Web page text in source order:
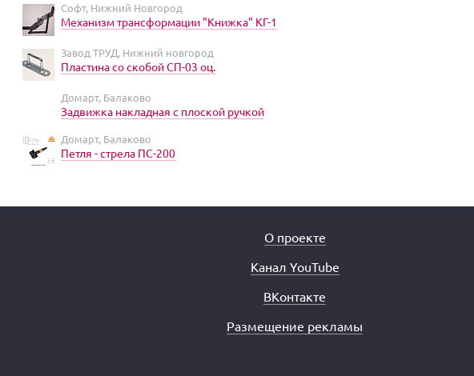
Софт, Нижний Новгород
Механизм трансформации "Книжка" КГ-1
Завод ТРУД, Нижний новгород
Пластина со скобой СП-03 оц.
Домарт, Балаково
Задвижка накладная с плоской ручкой
Домарт, Балаково
Петля - стрела ПС-200
О проекте
Канал YouTube
ВКонтакте
Размещение рекламы